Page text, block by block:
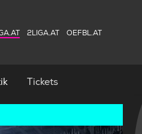
2LIGA.AT OEFBL.AT
Tickets